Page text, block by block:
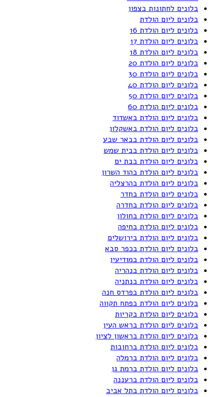
בלונים לחתונות בצפון
בלונים ליום הולדת
בלונים ליום הולדת 16
בלונים ליום הולדת 17
בלונים ליום הולדת 18
בלונים ליום הולדת 20
בלונים ליום הולדת 30
בלונים ליום הולדת 40
בלונים ליום הולדת 50
בלונים ליום הולדת 60
בלונים ליום הולדת באשדוד
בלונים ליום הולדת באשקלון
בלונים ליום הולדת בבאר שבע
בלונים ליום הולדת בבית שמש
בלונים ליום הולדת בבת ים
בלונים ליום הולדת בהוד השרון
בלונים ליום הולדת בהרצליה
בלונים ליום הולדת בחדר
בלונים ליום הולדת בחדרה
בלונים ליום הולדת בחולון
בלונים ליום הולדת בחיפה
בלונים ליום הולדת בירושלים
בלונים ליום הולדת בכפר סבא
בלונים ליום הולדת במודיעין
בלונים ליום הולדת בנהריה
בלונים ליום הולדת בנתניה
בלונים ליום הולדת בפרדס חנה
בלונים ליום הולדת בפתח תקווה
בלונים ליום הולדת בקריות
בלונים ליום הולדת בראש העין
בלונים ליום הולדת בראשון לציון
בלונים ליום הולדת ברחובות
בלונים ליום הולדת ברמלה
בלונים ליום הולדת ברמת גן
בלונים ליום הולדת ברעננה
בלונים ליום הולדת בתל אביב